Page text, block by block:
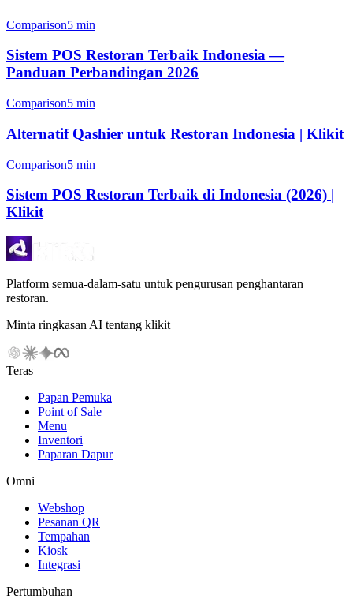
Comparison5 min
Sistem POS Restoran Terbaik Indonesia —
Panduan Perbandingan 2026
Comparison5 min
Alternatif Qashier untuk Restoran Indonesia | Klikit
Comparison5 min
Sistem POS Restoran Terbaik di Indonesia (2026) |
Klikit
Platform semua-dalam-satu untuk pengurusan penghantaran
restoran.
Minta ringkasan AI tentang klikit
Teras
Papan Pemuka
Point of Sale
Menu
Inventori
Paparan Dapur
Omni
Webshop
Pesanan QR
Tempahan
Kiosk
Integrasi
Pertumbuhan